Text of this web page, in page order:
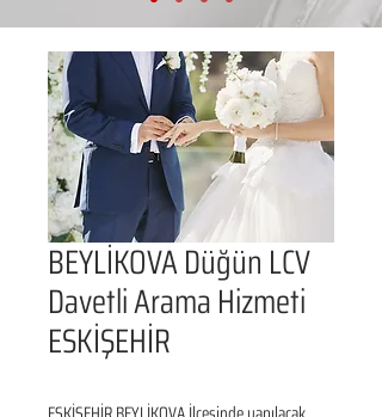
BEYLİKOVA Düğün LCV
Davetli Arama Hizmeti
ESKİŞEHİR